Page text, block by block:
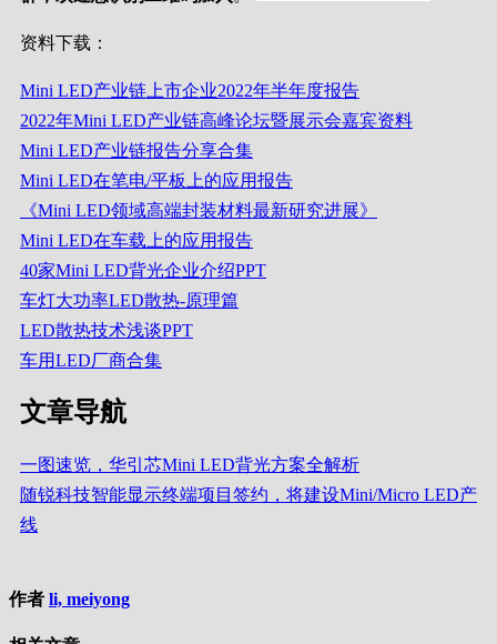
资料下载：
Mini LED产业链上市企业2022年半年度报告
2022年Mini LED产业链高峰论坛暨展示会嘉宾资料
Mini LED产业链报告分享合集
Mini LED在笔电/平板上的应用报告
《Mini LED领域高端封装材料最新研究进展》
Mini LED在车载上的应用报告
40家Mini LED背光企业介绍PPT
车灯大功率LED散热-原理篇
LED散热技术浅谈PPT
车用LED厂商合集
文章导航
一图速览，华引芯Mini LED背光方案全解析
随锐科技智能显示终端项目签约，将建设Mini/Micro LED产
线
作者 li, meiyong